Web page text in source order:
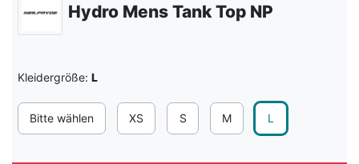
Hydro Mens Tank Top NP
Kleidergröße: L
Bitte wählen XS S M L